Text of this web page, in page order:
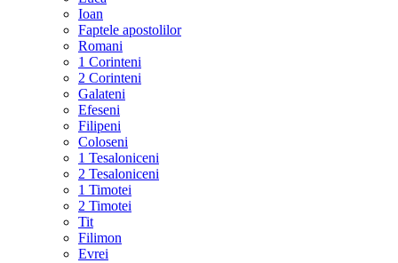
Ioan
Faptele apostolilor
Romani
1 Corinteni
2 Corinteni
Galateni
Efeseni
Filipeni
Coloseni
1 Tesaloniceni
2 Tesaloniceni
1 Timotei
2 Timotei
Tit
Filimon
Evrei